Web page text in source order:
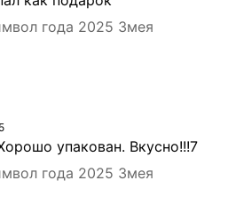
года 2025 Змея
упакован. Вкусно!!!7
года 2025 Змея